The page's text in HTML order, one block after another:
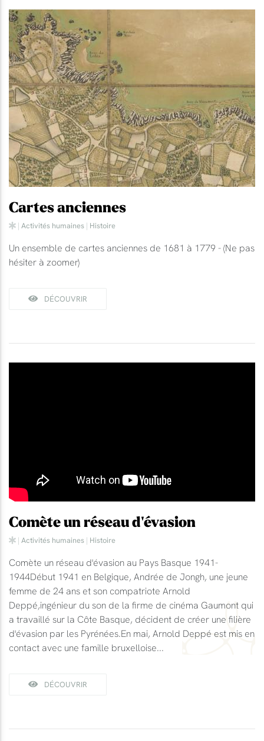
Cartes anciennes
| Activités humaines | Histoire
Un ensemble de cartes anciennes de 1681 à 1779 - (Ne pas
hésiter à zoomer)
DÉCOUVRIR
Comète un réseau d'évasion
| Activités humaines | Histoire
Comète un réseau d'évasion au Pays Basque 1941-
1944Début 1941 en Belgique, Andrée de Jongh, une jeune
femme de 24 ans et son compatriote Arnold
Deppé,ingénieur du son de la firme de cinéma Gaumont qui
a travaillé sur la Côte Basque, décident de créer une filière
d'évasion par les Pyrénées.En mai, Arnold Deppé est mis en
contact avec une famille bruxelloise...
DÉCOUVRIR